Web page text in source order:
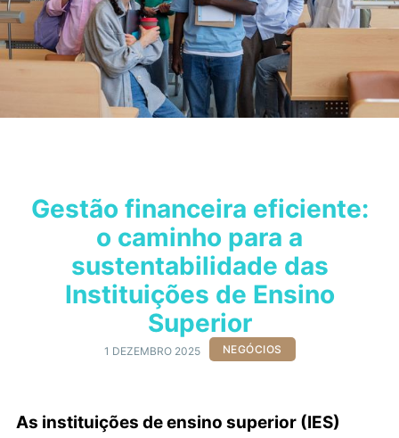
Gestão financeira eficiente:
o caminho para a
sustentabilidade das
Instituições de Ensino
Superior
1 DEZEMBRO 2025 NEGÓCIOS
As instituições de ensino superior (IES)